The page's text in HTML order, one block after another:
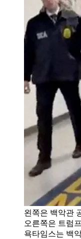
왼쪽은 백악관
오른쪽은 트럼
욕타임스는 백